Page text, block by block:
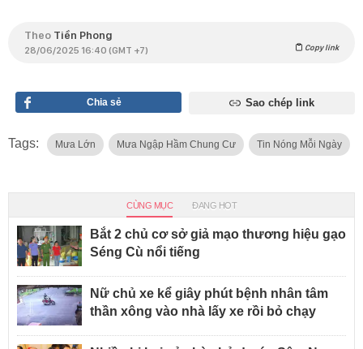
Theo Tiền Phong
28/06/2025 16:40 (GMT +7) Copy link
Chia sẻ Sao chép link
Tags: Mưa Lớn Mưa Ngập Hầm Chung Cư Tin Nóng Mỗi Ngày
CÙNG MỤC ĐANG HOT
Bắt 2 chủ cơ sở giả mạo thương hiệu gạo
Séng Cù nổi tiếng
Nữ chủ xe kể giây phút bệnh nhân tâm
thần xông vào nhà lấy xe rồi bỏ chạy